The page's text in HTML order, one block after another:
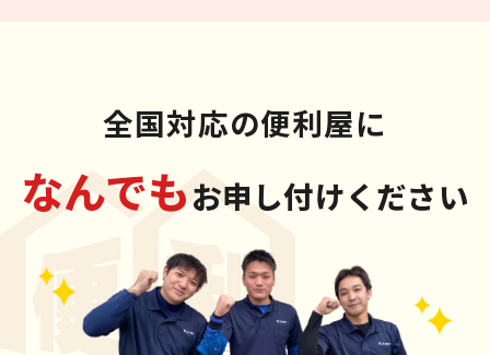
全国対応の便利屋に
なんでもお申し付けください